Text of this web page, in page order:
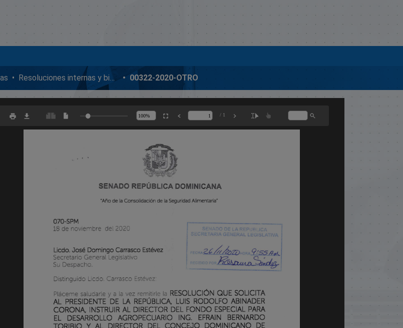
Resoluciones internas y bicamerales 00322-2020-OTRO